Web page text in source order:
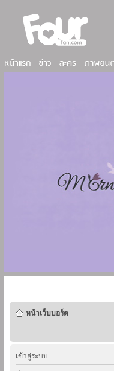
หน้าเว็บบอร์ด
เข้าสู่ระบบ